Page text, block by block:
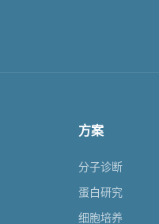
方案
分子诊断
蛋白研究
细胞培养